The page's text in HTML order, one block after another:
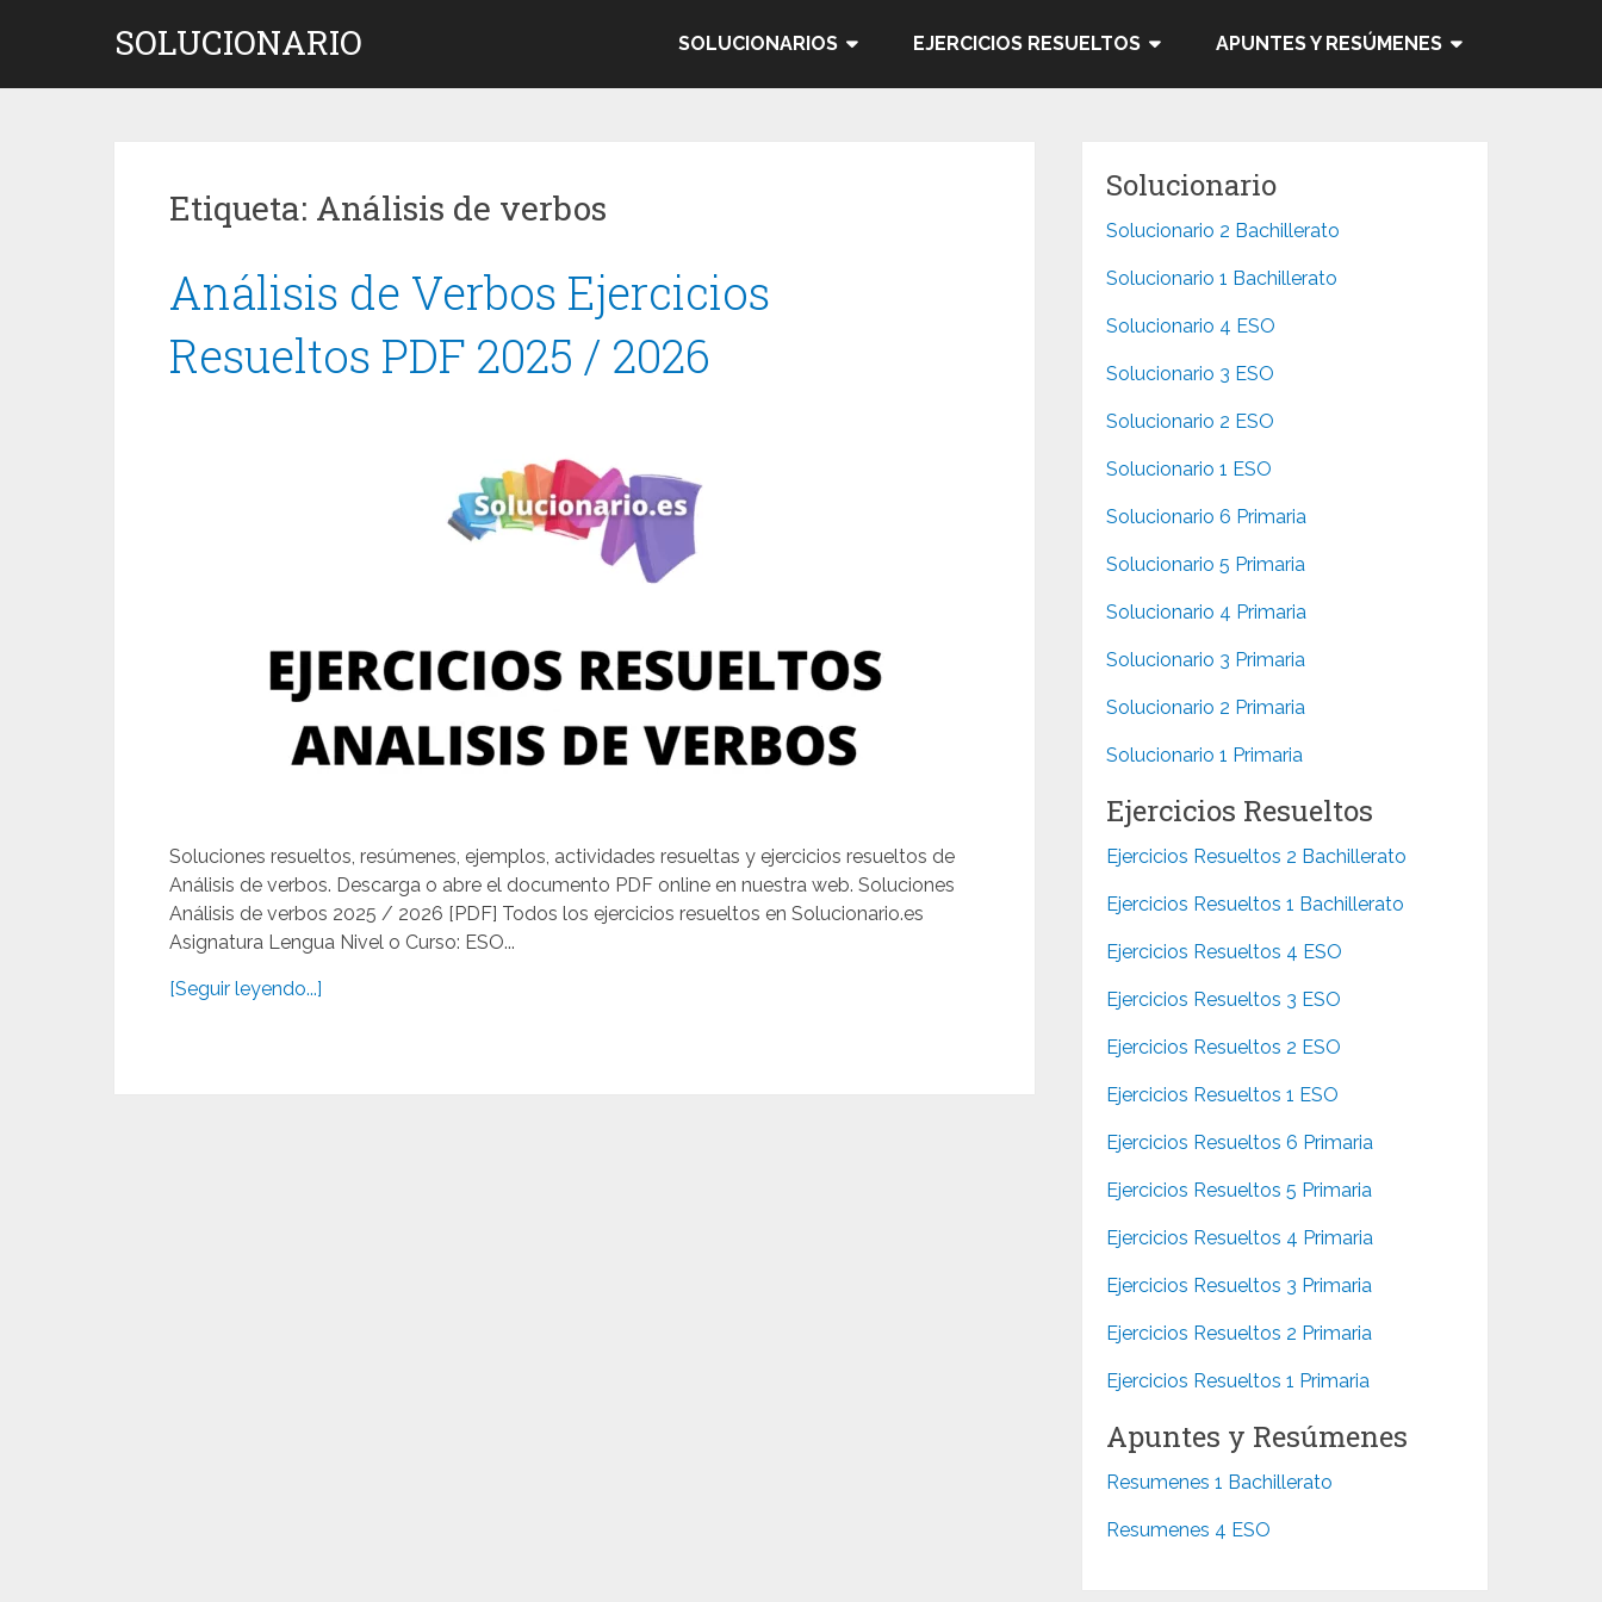
SOLUCIONARIO SOLUCIONARIOS EJERCICIOS RESUELTOS APUNTES Y RESÚMENES
Etiqueta: Análisis de verbos
Análisis de Verbos Ejercicios
Resueltos PDF 2025 / 2026
Soluciones resueltos, resúmenes, ejemplos, actividades resueltas y ejercicios resueltos de
Análisis de verbos. Descarga o abre el documento PDF online en nuestra web. Soluciones
Análisis de verbos 2025 / 2026 [PDF] Todos los ejercicios resueltos en Solucionario.es
Asignatura Lengua Nivel o Curso: ESO...
[Seguir leyendo...]
Solucionario
Solucionario 2 Bachillerato
Solucionario 1 Bachillerato
Solucionario 4 ESO
Solucionario 3 ESO
Solucionario 2 ESO
Solucionario 1 ESO
Solucionario 6 Primaria
Solucionario 5 Primaria
Solucionario 4 Primaria
Solucionario 3 Primaria
Solucionario 2 Primaria
Solucionario 1 Primaria
Ejercicios Resueltos
Ejercicios Resueltos 2 Bachillerato
Ejercicios Resueltos 1 Bachillerato
Ejercicios Resueltos 4 ESO
Ejercicios Resueltos 3 ESO
Ejercicios Resueltos 2 ESO
Ejercicios Resueltos 1 ESO
Ejercicios Resueltos 6 Primaria
Ejercicios Resueltos 5 Primaria
Ejercicios Resueltos 4 Primaria
Ejercicios Resueltos 3 Primaria
Ejercicios Resueltos 2 Primaria
Ejercicios Resueltos 1 Primaria
Apuntes y Resúmenes
Resumenes 1 Bachillerato
Resumenes 4 ESO